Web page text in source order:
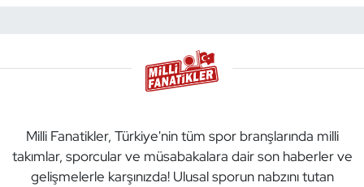
Milli Fanatikler, Türkiye'nin tüm spor branşlarında milli
takımlar, sporcular ve müsabakalara dair son haberler ve
gelişmelerle karşınızda! Ulusal sporun nabzını tutan